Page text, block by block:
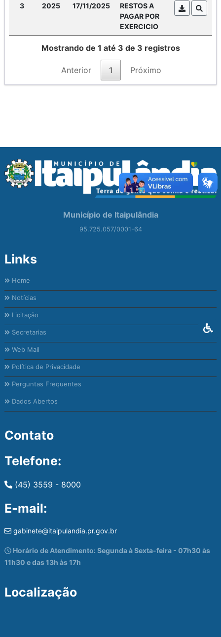
3 2025 17/11/2025
RESTOS A
PAGAR POR
EXERCICIO
Mostrando de 1 até 3 de 3 registros
Anterior 1 Próximo
Município de Itaipulândia
95.725.057/0001-64
Links
Home
Notícias
Licitação
Secretarias
Web Mail
Política de Privacidade
Perguntas Frequentes
Dados Abertos
Contato
Telefone:
(45) 3559 - 8000
E-mail:
gabinete@itaipulandia.pr.gov.br
Horário de Atendimento: Segunda à Sexta-feira - 07h30 às
11h30 e das 13h às 17h
Localização